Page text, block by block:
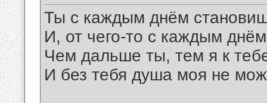
Ты с каждым днём
И, от чего-то с каждым
Чем дальше ты, тем я к
И без тебя душа моя не